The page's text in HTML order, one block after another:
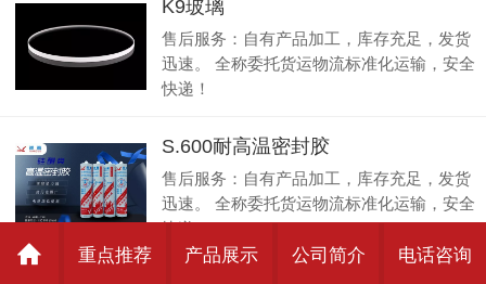
K9玻璃
售后服务：自有产品加工，库存充足，发货
迅速。 全称委托货运物流标准化运输，安全
快递！
S.600耐高温密封胶
售后服务：自有产品加工，库存充足，发货
迅速。 全称委托货运物流标准化运输，安全
快递！
重点推荐 产品展示 公司简介 电话咨询